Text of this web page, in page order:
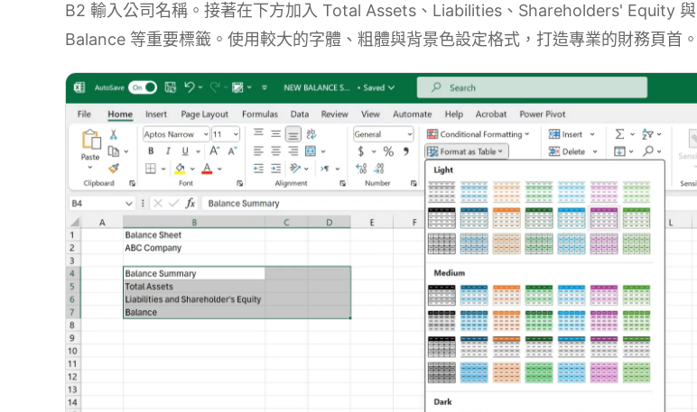
B2 輸入公司名稱。接著在下方加入 Total Assets、Liabilities、Shareholders' Equity 與
Balance 等重要標籤。使用較大的字體、粗體與背景色設定格式，打造專業的財務頁首。